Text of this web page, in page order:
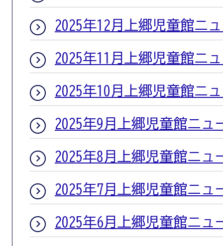
2025年12月上郷児童館ニ
2025年11月上郷児童館ニ
2025年10月上郷児童館ニ
2025年9月上郷児童館ニュ
2025年8月上郷児童館ニュ
2025年7月上郷児童館ニュ
2025年6月上郷児童館ニュ